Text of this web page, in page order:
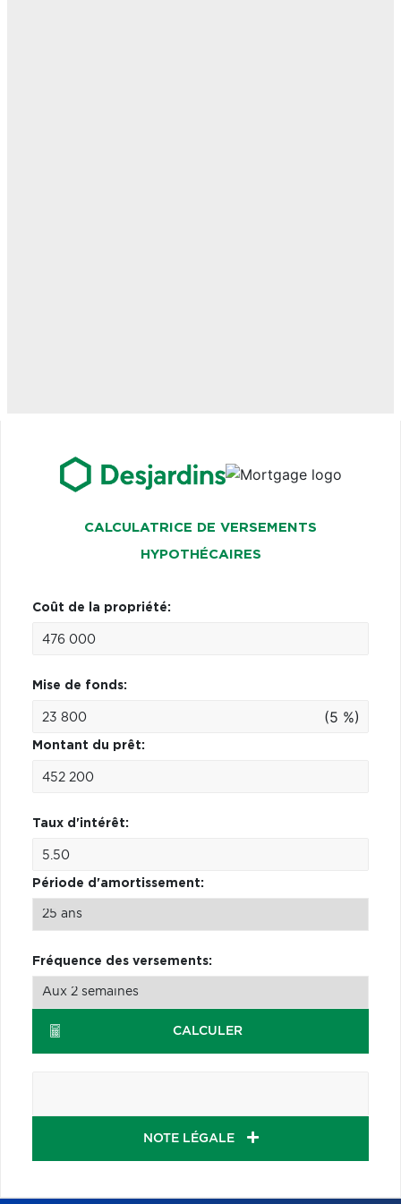
CALCULATRICE DE VERSEMENTS
HYPOTHÉCAIRES
Coût de la propriété:
Mise de fonds:
(5 %)
Montant du prêt:
Taux d'intérêt:
Période d'amortissement:
Fréquence des versements:
CALCULER
NOTE LÉGALE